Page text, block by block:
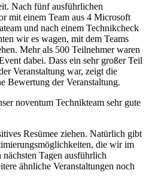
Nach fünf ausführlichen
mit einem Team aus 4 Microsoft
und nach einem Technikcheck
wir es wagen, mit dem Teams
Mehr als 500 Teilnehmer waren
dabei. Dass ein sehr großer Teil
Veranstaltung war, zeigt die
Bewertung der Veranstaltung.
noventum Technikteam sehr gute
Resümee ziehen. Natürlich gibt
die wir im
Tagen ausführlich
ähnliche Veranstaltungen noch